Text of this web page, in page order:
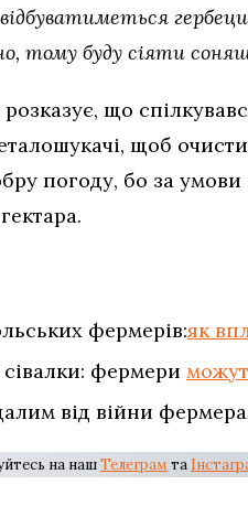
тому буду сіяти
що
щоб
погоду, бо за
фермерів:як
фермери
від війни
на нашТелеграм та